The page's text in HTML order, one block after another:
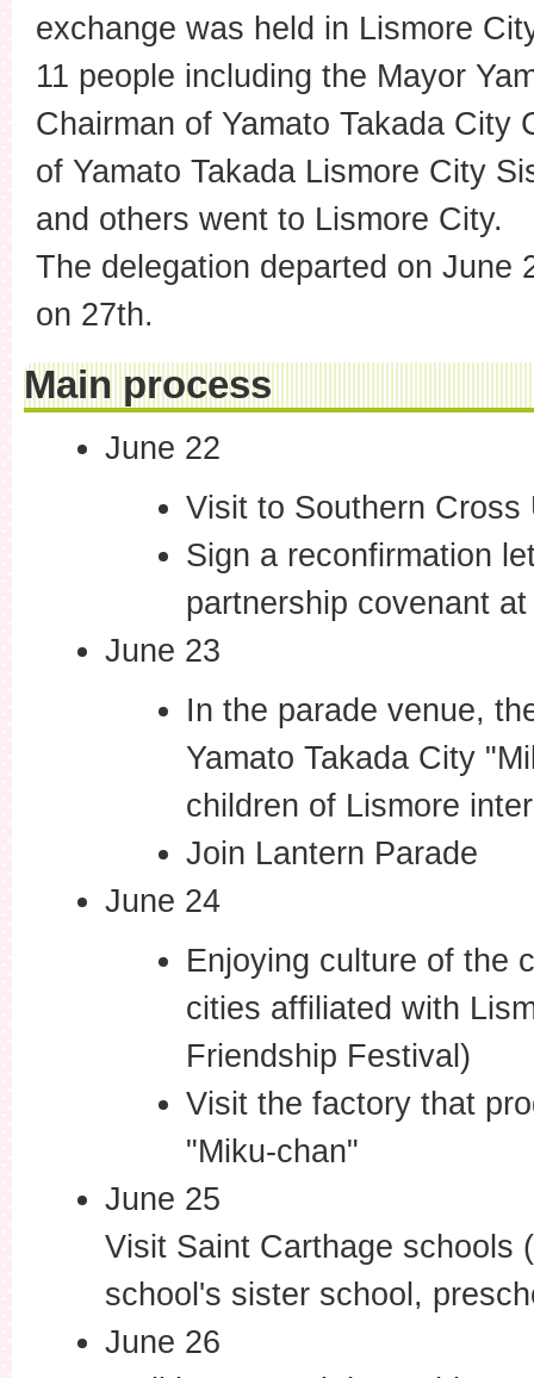
exchange was held in Lismore
11 people including the Mayor
Chairman of Yamato Takada City
of Yamato Takada Lismore City
and others went to Lismore City.
The delegation departed on June
on 27th.
Main process
June 22
Visit to Southern Cross
Sign a reconfirmation
partnership covenant
June 23
In the parade venue,
Yamato Takada City
children of Lismore
Join Lantern Parade
June 24
Enjoying culture of the
cities affiliated with
Friendship Festival)
Visit the factory that
"Miku-chan"
June 25
Visit Saint Carthage schools
school's sister school,
June 26